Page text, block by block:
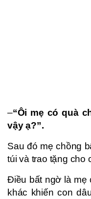
–“Ôi mẹ có quà
vậy ạ?”.
Sau đó mẹ chồng
túi và trao tặng cho
Điều bất ngờ là mẹ
khác khiến con